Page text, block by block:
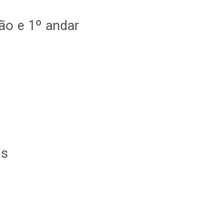
e 1º andar